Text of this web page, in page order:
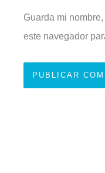
Guarda mi
este navegador